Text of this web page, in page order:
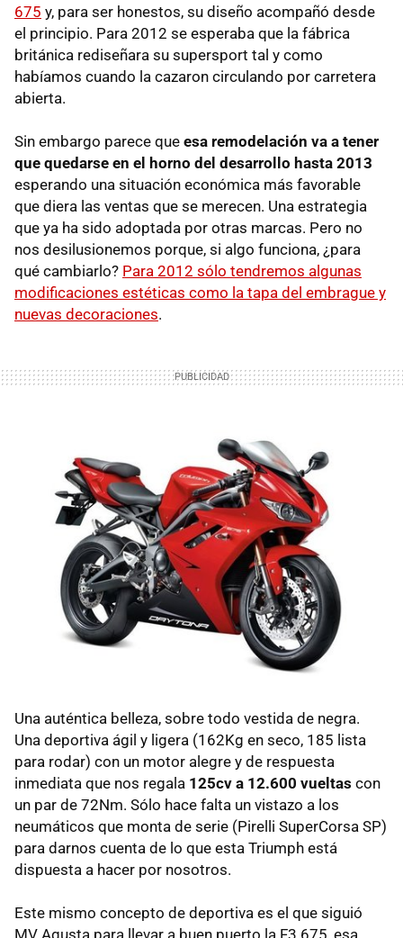
675 y, para ser honestos, su diseño acompañó desde
el principio. Para 2012 se esperaba que la fábrica
británica rediseñara su supersport tal y como
habíamos cuando la cazaron circulando por carretera
abierta.
Sin embargo parece que esa remodelación va a tener
que quedarse en el horno del desarrollo hasta 2013
esperando una situación económica más favorable
que diera las ventas que se merecen. Una estrategia
que ya ha sido adoptada por otras marcas. Pero no
nos desilusionemos porque, si algo funciona, ¿para
qué cambiarlo? Para 2012 sólo tendremos algunas
modificaciones estéticas como la tapa del embrague y
nuevas decoraciones.
Una auténtica belleza, sobre todo vestida de negra.
Una deportiva ágil y ligera (162Kg en seco, 185 lista
para rodar) con un motor alegre y de respuesta
inmediata que nos regala 125cv a 12.600 vueltas con
un par de 72Nm. Sólo hace falta un vistazo a los
neumáticos que monta de serie (Pirelli SuperCorsa SP)
para darnos cuenta de lo que esta Triumph está
dispuesta a hacer por nosotros.
Este mismo concepto de deportiva es el que siguió